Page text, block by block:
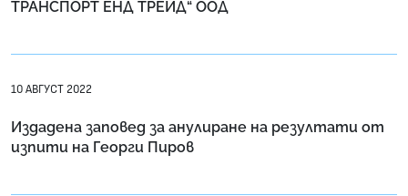
ТРАНСПОРТ ЕНД ТРЕЙД“ ООД
10 АВГУСТ 2022
Издадена заповед за анулиране на резултати от
изпити на Георги Пиров